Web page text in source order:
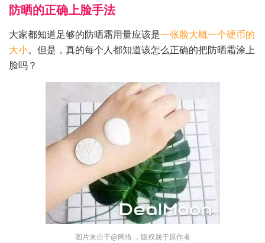
防晒的正确上脸手法
大家都知道足够的防晒霜用量应该是一张脸大概一个硬币的
大小。但是，真的每个人都知道该怎么正确的把防晒霜涂上
脸吗？
图片来自于@网络 ，版权属于原作者